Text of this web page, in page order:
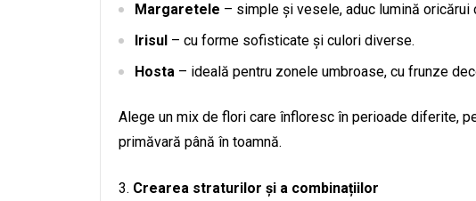
Margaretele – simple și vesele, aduc lumină oricărui
Irisul – cu forme sofisticate și culori diverse.
Hosta – ideală pentru zonele umbroase, cu frunze
Alege un mix de flori care înfloresc în perioade diferite,
primăvară până în toamnă.
Crearea straturilor și a combinațiilor